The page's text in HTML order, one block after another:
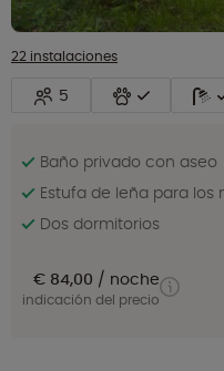
22 instalaciones
5
Baño privado con aseo
Estufa de leña para
Dos dormitorios
€ 84,00 noche
indicación del precio